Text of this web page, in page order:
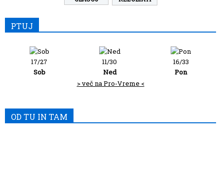
PTUJ
17/27
Sob
11/30
Ned
16/33
Pon
> več na Pro-Vreme <
OD TU IN TAM